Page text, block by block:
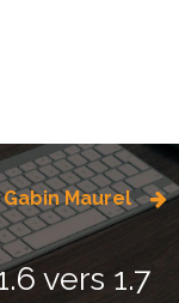
Maurel
vers 1.7